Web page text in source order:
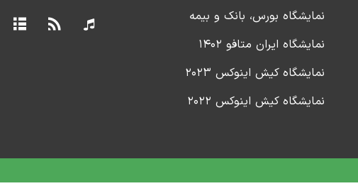
نمایشگاه بورس، بانک و بیمه
نمایشگاه ایران متافو ۱۴۰۲
نمایشگاه کیش اینوکس ۲۰۲۳
نمایشگاه کیش اینوکس ۲۰۲۲